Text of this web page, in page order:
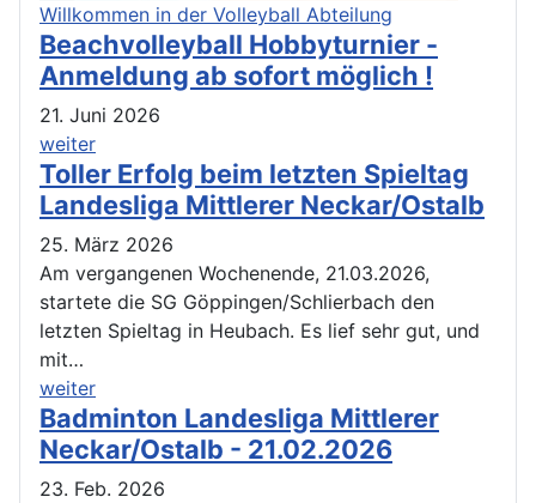
Willkommen in der Volleyball Abteilung
Beachvolleyball Hobbyturnier -
Anmeldung ab sofort möglich !
21. Juni 2026
weiter
Toller Erfolg beim letzten Spieltag
Landesliga Mittlerer Neckar/Ostalb
25. März 2026
Am vergangenen Wochenende, 21.03.2026,
startete die SG Göppingen/Schlierbach den
letzten Spieltag in Heubach. Es lief sehr gut, und
mit…
weiter
Badminton Landesliga Mittlerer
Neckar/Ostalb - 21.02.2026
23. Feb. 2026